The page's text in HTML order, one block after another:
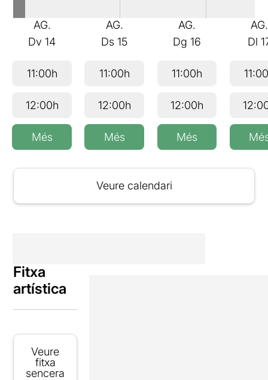
AG.
Dv14
11:00h
12:00h
Més
AG.
Ds15
11:00h
12:00h
Més
AG.
Dg 16
11:00h
12:00h
Més
AG.
Dl
Veure calendari
Fitxa
artística
Veure
fitxa
sencera